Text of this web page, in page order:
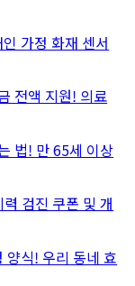
가정 화재 센서
전액 지원! 의료
법! 만 65세 이상
검진 쿠폰 및 개
양식! 우리 동네 효